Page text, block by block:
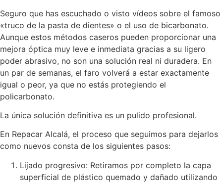
Seguro que has escuchado o visto vídeos sobre el famoso
«truco de la pasta de dientes» o el uso de bicarbonato.
Aunque estos métodos caseros pueden proporcionar una
mejora óptica muy leve e inmediata gracias a su ligero
poder abrasivo, no son una solución real ni duradera. En
un par de semanas, el faro volverá a estar exactamente
igual o peor, ya que no estás protegiendo el
policarbonato.
La única solución definitiva es un pulido profesional.
En Repacar Alcalá, el proceso que seguimos para dejarlos
como nuevos consta de los siguientes pasos:
Lijado progresivo: Retiramos por completo la capa
superficial de plástico quemado y dañado utilizando